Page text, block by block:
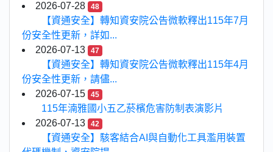
2026-07-28
48
【資通安全】轉知資安院公告微軟釋出115年7月
份安全性更新，詳如...
2026-07-13
47
【資通安全】轉知資安院公告微軟釋出115年4月
份安全性更新，請儘...
2026-07-15
45
115年湳雅國小五乙菸檳危害防制表演影片
2026-07-13
42
【資通安全】駭客結合AI與自動化工具濫用裝置